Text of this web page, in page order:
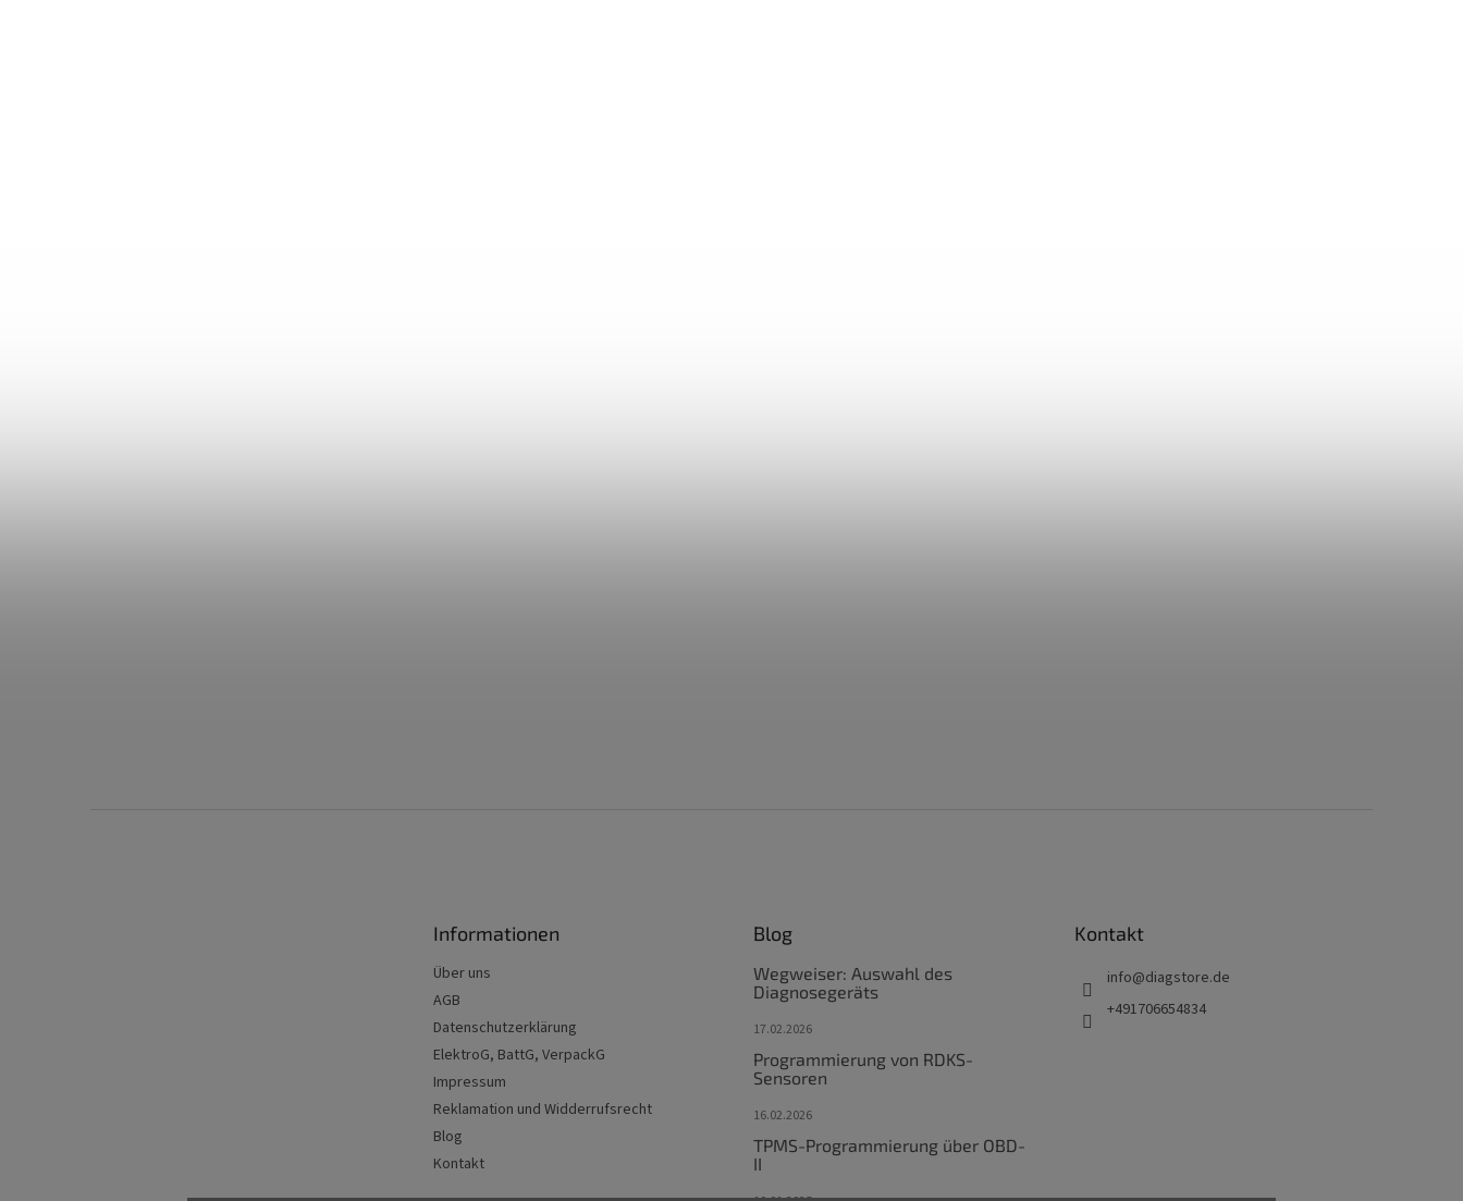
Informationen
Über uns
AGB
Datenschutzerklärung
ElektroG, BattG, VerpackG
Impressum
Reklamation und Widderrufsrecht
Blog
Kontakt
Blog
Wegweiser: Auswahl des
Diagnosegeräts
17.02.2026
Programmierung von RDKS-
Sensoren
16.02.2026
TPMS-Programmierung über OBD-
II
Kontakt
info@diagstore.de
+491706654834